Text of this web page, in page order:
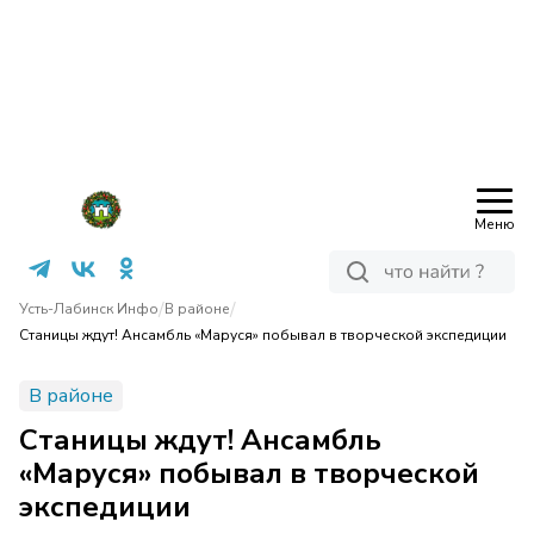
Меню
Усть-Лабинск Инфо/В районе/
Станицы ждут! Ансамбль «Маруся» побывал в творческой экспедиции
В районе
Станицы ждут! Ансамбль
«Маруся» побывал в творческой
экспедиции